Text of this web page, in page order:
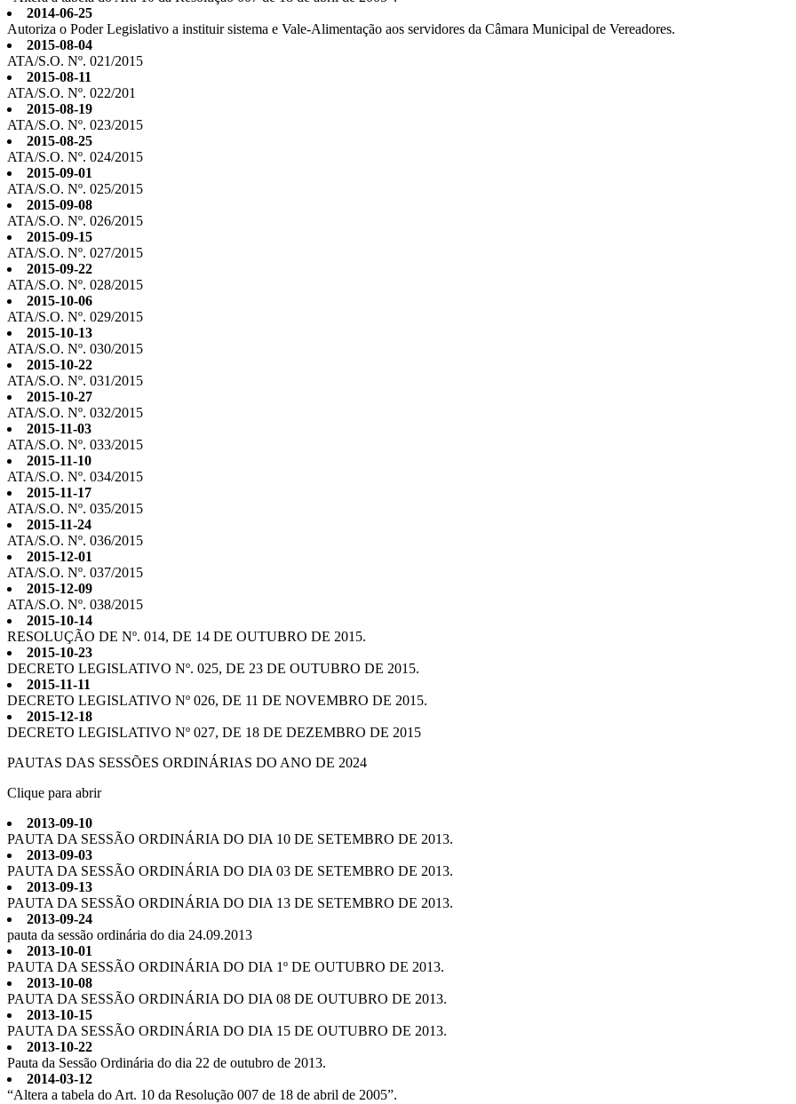
2014-06-25
Autoriza o Poder Legislativo a instituir sistema e Vale-Alimentação aos servidores da Câmara Municipal de Vereadores.
2015-08-04
ATA/S.O. Nº. 021/2015
2015-08-11
ATA/S.O. Nº. 022/201
2015-08-19
ATA/S.O. Nº. 023/2015
2015-08-25
ATA/S.O. Nº. 024/2015
2015-09-01
ATA/S.O. Nº. 025/2015
2015-09-08
ATA/S.O. Nº. 026/2015
2015-09-15
ATA/S.O. Nº. 027/2015
2015-09-22
ATA/S.O. Nº. 028/2015
2015-10-06
ATA/S.O. Nº. 029/2015
2015-10-13
ATA/S.O. Nº. 030/2015
2015-10-22
ATA/S.O. Nº. 031/2015
2015-10-27
ATA/S.O. Nº. 032/2015
2015-11-03
ATA/S.O. Nº. 033/2015
2015-11-10
ATA/S.O. Nº. 034/2015
2015-11-17
ATA/S.O. Nº. 035/2015
2015-11-24
ATA/S.O. Nº. 036/2015
2015-12-01
ATA/S.O. Nº. 037/2015
2015-12-09
ATA/S.O. Nº. 038/2015
2015-10-14
RESOLUÇÃO DE Nº. 014, DE 14 DE OUTUBRO DE 2015.
2015-10-23
DECRETO LEGISLATIVO Nº. 025, DE 23 DE OUTUBRO DE 2015.
2015-11-11
DECRETO LEGISLATIVO Nº 026, DE 11 DE NOVEMBRO DE 2015.
2015-12-18
DECRETO LEGISLATIVO Nº 027, DE 18 DE DEZEMBRO DE 2015
PAUTAS DAS SESSÕES ORDINÁRIAS DO ANO DE 2024
Clique para abrir
2013-09-10
PAUTA DA SESSÃO ORDINÁRIA DO DIA 10 DE SETEMBRO DE 2013.
2013-09-03
PAUTA DA SESSÃO ORDINÁRIA DO DIA 03 DE SETEMBRO DE 2013.
2013-09-13
PAUTA DA SESSÃO ORDINÁRIA DO DIA 13 DE SETEMBRO DE 2013.
2013-09-24
pauta da sessão ordinária do dia 24.09.2013
2013-10-01
PAUTA DA SESSÃO ORDINÁRIA DO DIA 1º DE OUTUBRO DE 2013.
2013-10-08
PAUTA DA SESSÃO ORDINÁRIA DO DIA 08 DE OUTUBRO DE 2013.
2013-10-15
PAUTA DA SESSÃO ORDINÁRIA DO DIA 15 DE OUTUBRO DE 2013.
2013-10-22
Pauta da Sessão Ordinária do dia 22 de outubro de 2013.
2014-03-12
“Altera a tabela do Art. 10 da Resolução 007 de 18 de abril de 2005”.